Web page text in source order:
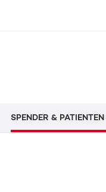
SPENDER & PATIENTEN